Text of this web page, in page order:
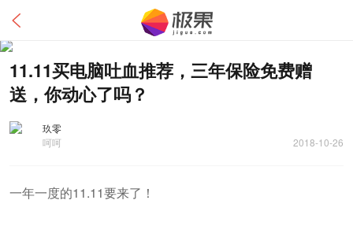
11.11买电脑吐血推荐，三年保险免费赠
送，你动心了吗？
玖零
呵呵
2018-10-26
一年一度的11.11要来了！